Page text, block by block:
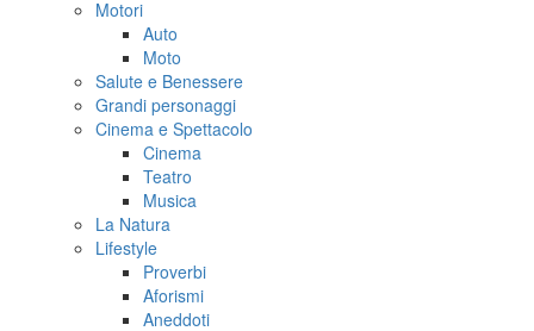
Motori
Auto
Moto
Salute e Benessere
Grandi personaggi
Cinema e Spettacolo
Cinema
Teatro
Musica
La Natura
Lifestyle
Proverbi
Aforismi
Aneddoti